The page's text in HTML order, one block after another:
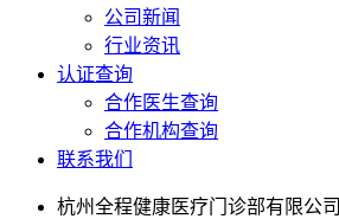
公司新闻
行业资讯
认证查询
合作医生查询
合作机构查询
联系我们
杭州全程健康医疗门诊部有限公司